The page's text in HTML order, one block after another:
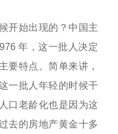
开始出现的？中国主
年，这一批人决定
要特点。简单来讲，
一批人年轻的时候干
口老龄化也是因为这
去的房地产黄金十多